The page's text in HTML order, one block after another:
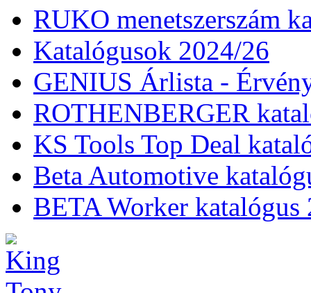
RUKO menetszerszám
Katalógusok 2024/26
GENIUS Árlista -
ROTHENBERGER
KS Tools Top Deal
Beta Automotive
BETA Worker katalógus